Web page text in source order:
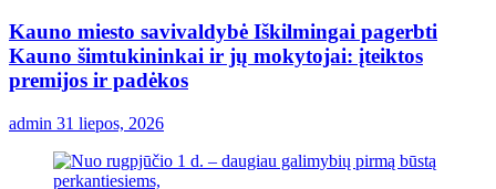
Kauno miesto savivaldybė Iškilmingai pagerbti
Kauno šimtukininkai ir jų mokytojai: įteiktos
premijos ir padėkos
admin 31 liepos, 2026